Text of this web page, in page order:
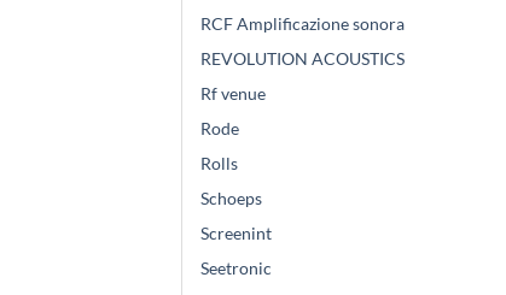
RCF Amplificazione sonora
REVOLUTION ACOUSTICS
Rf venue
Rode
Rolls
Schoeps
Screenint
Seetronic